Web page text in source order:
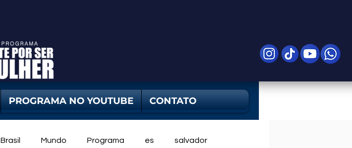
PROGRAMA NO YOUTUBE CONTATO
Brasil Mundo Programa es salvador